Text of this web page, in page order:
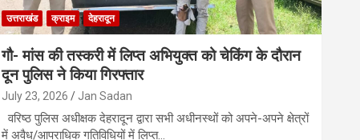
उत्तराखंड क्राइम देहरादून
गौ- मांस की तस्करी में लिप्त अभियुक्त को चेकिंग के दौरान
दून पुलिस ने किया गिरफ्तार
July 23, 2026 Jan Sadan
वरिष्ठ पुलिस अधीक्षक देहरादून द्वारा सभी अधीनस्थों को अपने-अपने क्षेत्रों
में अवैध/आपराधिक गतिविधियों में लिप्त…